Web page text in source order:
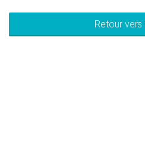
Retour vers